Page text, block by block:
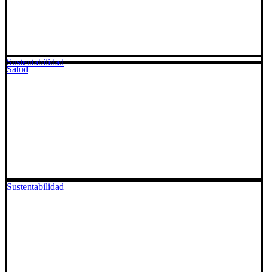
Salud
Sustentabilidad
Sustentabilidad